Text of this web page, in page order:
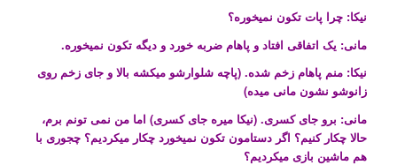
نیکا: چرا پات تکون نمیخوره؟
مانی: یک اتفاقی افتاد و پاهام ضربه خورد و دیگه تکون نمیخوره.
نیکا: منم پاهام زخم شده. (پاچه شلوارشو میکشه بالا و جای زخم روی
زانوشو نشون مانی میده)
مانی: برو جای کسری. (نیکا میره جای کسری) اما من نمی تونم برم،
حالا چکار کنیم؟ اگر دستامون تکون نمیخورد چکار میکردیم؟ چجوری با
هم ماشین بازی میکردیم؟